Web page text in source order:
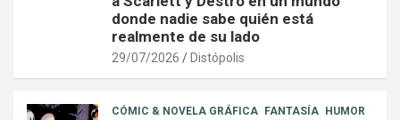
donde nadie sabe quién está
realmente de su lado
29/07/2026 Distópolis
CÓMIC & NOVELA GRÁFICA FANTASÍA HUMOR